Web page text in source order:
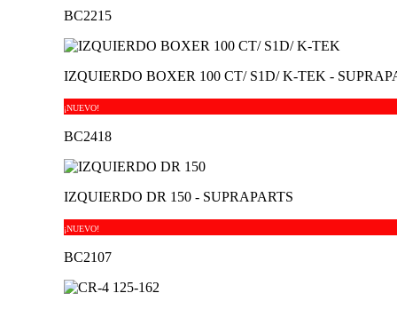
BC2215
IZQUIERDO BOXER 100 CT/ S1D/ K-TEK -
¡NUEVO!
BC2418
IZQUIERDO DR 150 - SUPRAPARTS
¡NUEVO!
BC2107